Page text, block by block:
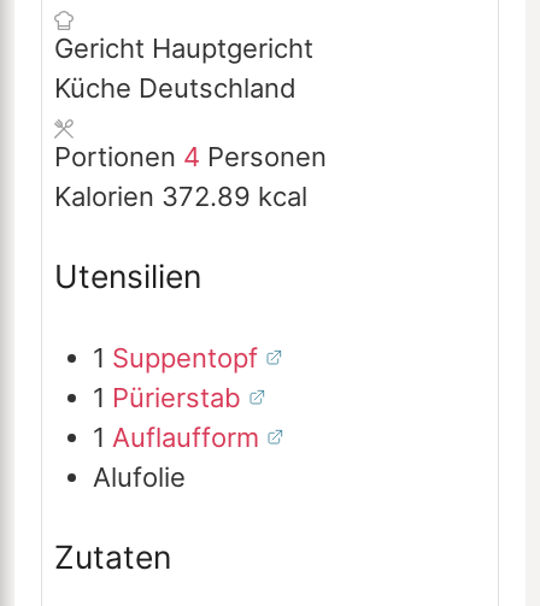
Gericht Hauptgericht
Küche Deutschland
Portionen 4 Personen
Kalorien 372.89 kcal
Utensilien
1 Suppentopf
1 Pürierstab
1 Auflaufform
Alufolie
Zutaten